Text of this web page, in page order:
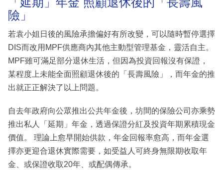
險」
若袁小姐日後的風險承擔偏好有所改變，可以隨時暫停選擇
DIS而改用MPF供應商內其他主動型管理基金，靈活自主。
MPF雖可滿足部分退休生活，但因為投資回報沒有保證，
某程度上未能全面照顧退休後的「長壽風險」，而年金的推
出就正正解決了以上問題。
自去年政府向公眾推出公共年金後，坊間的保險公司亦乘勢
推出私人「延期」年金，透過保證分紅及投資年期累積現金
價值。 理論上愈早開始供款，年金回報率愈高，而年金選
擇亦更迎合退休實際需要，如受益人可終身無限期收取年
金、或保證收取20年、或配偶傳承。